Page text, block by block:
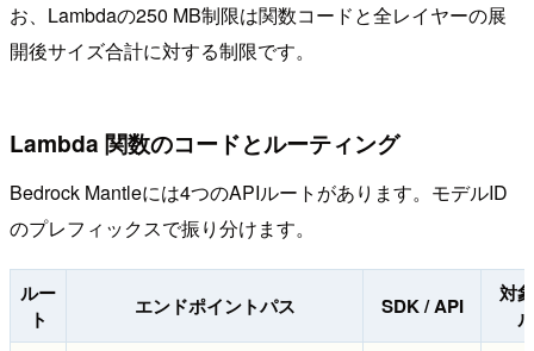
お、Lambdaの250 MB制限は関数コードと全レイヤーの展
開後サイズ合計に対する制限です。
Lambda 関数のコードとルーティング
Bedrock Mantleには4つのAPIルートがあります。モデルID
のプレフィックスで振り分けます。
ルー
ト
エンドポイントパス SDK / API
対